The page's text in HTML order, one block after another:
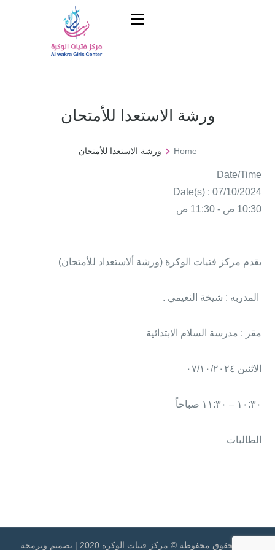
ورشة الاستعدا للأمتحان
Home ورشة الاستعدا للأمتحان
Date/Time
Date(s) : 07/10/2024
10:30 ص - 11:30 ص
يقدم مركز فتيات الوكرة (ورشة ألاستعداد للأمتحان)
المدربه : شيخة النعيمي .
مقر : مدرسة السلام الابتدائية
الاثنين ٠٧/١٠/٢٠٢٤
١٠:٣٠ – ١١:٣٠ صباحاً
الطالبات
جميع الحقوق محفوظة © مركز فتيات الوكرة 2020 | تصميم وبرمجة